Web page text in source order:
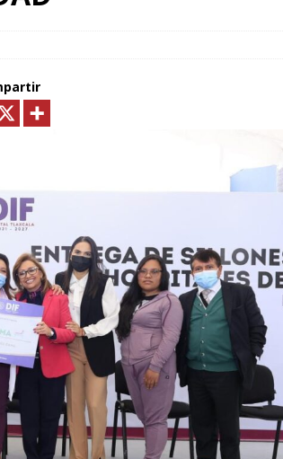
LA EXPLOTACIÓN DE GAS NATURAL NO
Vázquez iniciativa para proteger a mujeres de violencia
con IA
de simulaciones, sino de acompañar a la Presidenta:
Lilia Rivera
ESTADOS
Sheinbaum asistencia a la cumbre en España;
soberanía y dignidad
MUNDO
Y LORENA CUÉLLAR INAUGURAN UNIVERSIDAD
EN TEOLOCHOLCO
MUNICIPIOS
del Bicentenario del Senado de la República
UNCATEGORIZED